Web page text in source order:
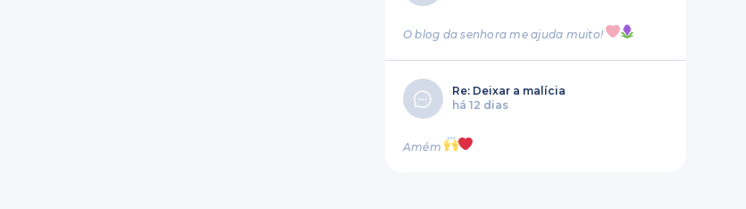
O blog da senhora me ajuda muito!
Re: Deixar a malícia
há 12 dias
Amém